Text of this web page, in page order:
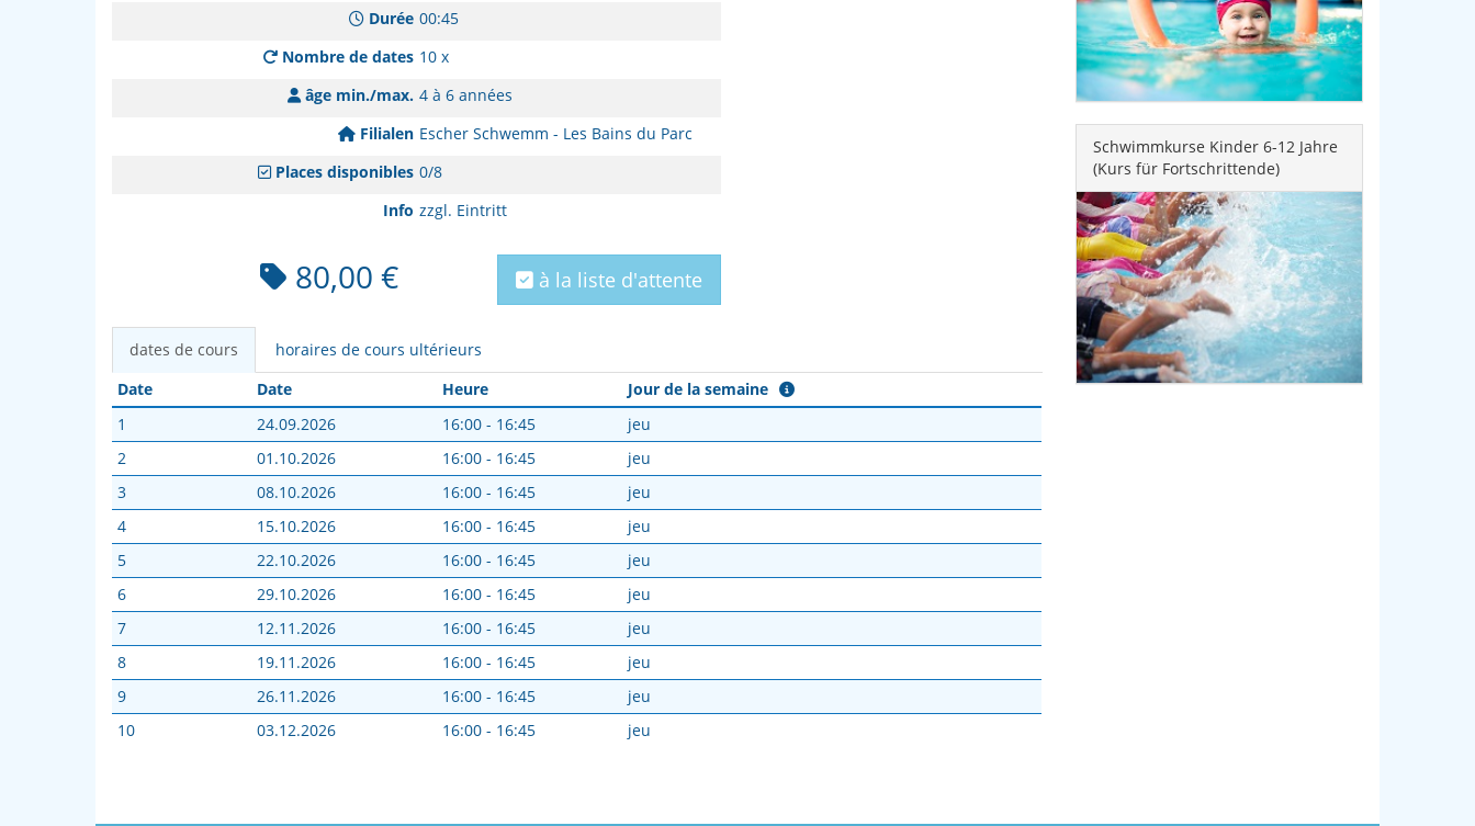
Durée 00:45
Nombre de dates 10 x
âge min./max. 4 à 6 années
Filialen Escher Schwemm - Les Bains du Parc
Places disponibles 0/8
Info zzgl. Eintritt
80,00 € à la liste d'attente
dates de cours
horaires de cours ultérieurs
Date
Date Heure
Jour de la semaine
1
24.09.2026 16:00 - 16:45
jeu
2
01.10.2026 16:00 - 16:45
jeu
3
08.10.2026 16:00 - 16:45
jeu
4
15.10.2026 16:00 - 16:45
jeu
5
22.10.2026 16:00 - 16:45
jeu
6
29.10.2026 16:00 - 16:45
jeu
7
12.11.2026 16:00 - 16:45
jeu
8
19.11.2026 16:00 - 16:45
jeu
9
26.11.2026 16:00 - 16:45
jeu
10
03.12.2026 16:00 - 16:45 jeu
Schwimmkurse Kinder 6-12 Jahre
(Kurs für Fortschrittende)